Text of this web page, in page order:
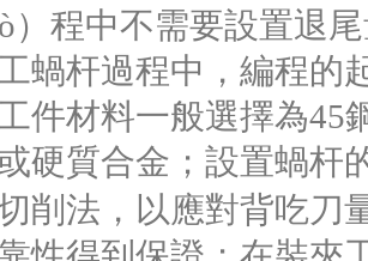
）程中不需要設置退
蝸杆過程中，編程的
件材料一般選擇為45
硬質合金；設置蝸杆
削法，以應對背吃刀